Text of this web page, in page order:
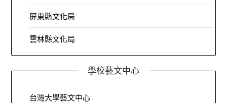
屏東縣文化局
雲林縣文化局
學校藝文中心
台灣大學藝文中心